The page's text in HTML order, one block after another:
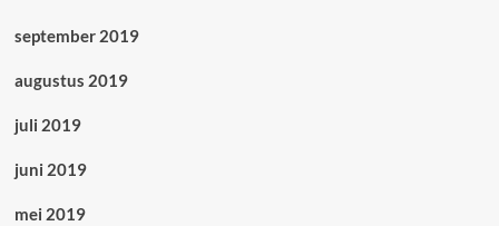
september 2019
augustus 2019
juli 2019
juni 2019
mei 2019